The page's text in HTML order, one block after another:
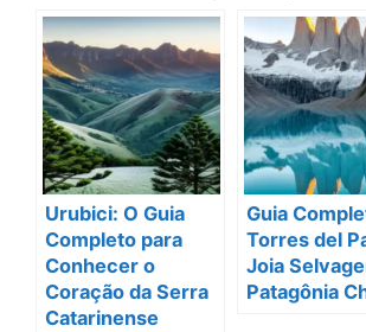
Urubici: O Guia
Completo para
Conhecer o
Coração da Serra
Catarinense
Guia
Torres del
Joia
Patagônia